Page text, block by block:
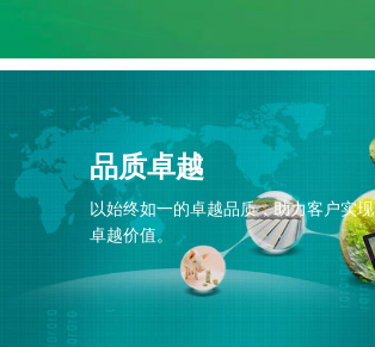
品质卓越
以始终如一的卓越品质，助力客户实现
卓越价值。